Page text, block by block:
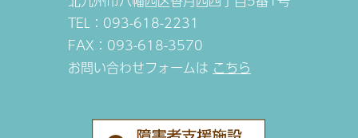
TEL：093-618-2231
FAX：093-618-3570
お問い合わせフォームは こちら